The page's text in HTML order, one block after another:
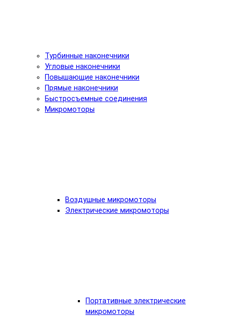
Турбинные наконечники
Угловые наконечники
Повышающие наконечники
Прямые наконечники
Быстросъемные соединения
Микромоторы
Воздушные микромоторы
Электрические микромоторы
Портативные электрические
микромоторы